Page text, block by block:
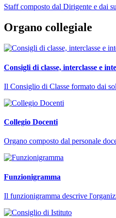
Staff composto dal Dirigente e dai
Organo collegiale
Consigli di classe, interclasse e
Il Consiglio di Classe formato dai
Collegio Docenti
Organo composto dal personale
Funzionigramma
Il funzionigramma descrive